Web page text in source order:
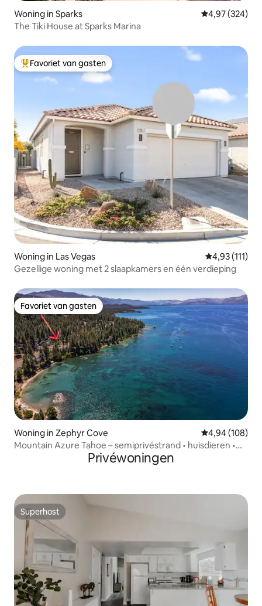
Woning in Sparks Gemiddelde
4,97 (324)
The Tiki House at Sparks Marina
Topfavoriet van gasten
Favoriet van gasten
Woning in Las Vegas Gemiddelde
4,93 (111)
Gezellige woning met 2 slaapkamers en één verdieping
Favoriet van gasten
Favoriet van gasten
Woning in Zephyr Cove Gemiddelde
4,94 (108)
Mountain Azure Tahoe – semiprivéstrand • huisdieren •
Privéwoningen
Superhost
Superhost